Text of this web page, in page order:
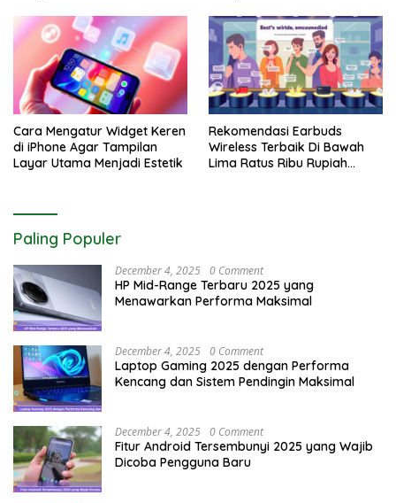
Cara Mengatur Widget Keren
di iPhone Agar Tampilan
Layar Utama Menjadi Estetik
Rekomendasi Earbuds
Wireless Terbaik Di Bawah
Lima Ratus Ribu Rupiah
Paling Populer
December 4, 2025 0 Comment
HP Mid-Range Terbaru 2025 yang
Menawarkan Performa Maksimal
December 4, 2025 0 Comment
Laptop Gaming 2025 dengan Performa
Kencang dan Sistem Pendingin Maksimal
December 4, 2025 0 Comment
Fitur Android Tersembunyi 2025 yang Wajib
Dicoba Pengguna Baru